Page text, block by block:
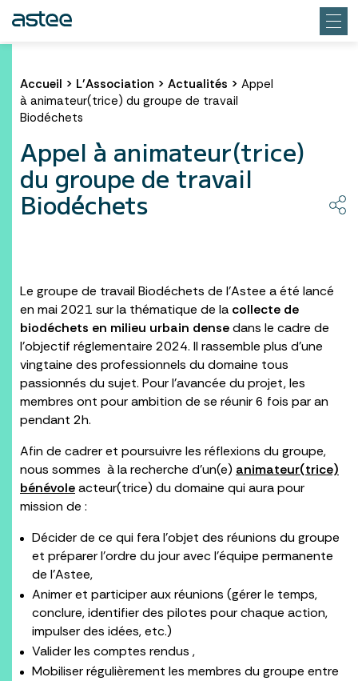
Accueil > L’Association > Actualités > Appel
à animateur(trice) du groupe de travail
Biodéchets
Appel à animateur(trice)
du groupe de travail
Biodéchets
Le groupe de travail Biodéchets de l’Astee a été lancé
en mai 2021 sur la thématique de la collecte de
biodéchets en milieu urbain densedans le cadre de
l’objectif réglementaire 2024. Il rassemble plus d’une
vingtaine des professionnels du domaine tous
passionnés du sujet. Pour l’avancée du projet, les
membres ont pour ambition de se réunir 6 fois par an
pendant 2h.
Afin de cadrer et poursuivre les réflexions du groupe,
nous sommes à la recherche d’un(e) animateur(trice)
bénévoleacteur(trice) du domaine qui aura pour
mission de :
Décider de ce qui fera l’objet des réunions du groupe
et préparer l’ordre du jour avec l’équipe permanente
de l’Astee,
Animer et participer aux réunions (gérer le temps,
conclure, identifier des pilotes pour chaque action,
impulser des idées, etc.)
Valider les comptes rendus ,
Mobiliser régulièrement les membres du groupe entre